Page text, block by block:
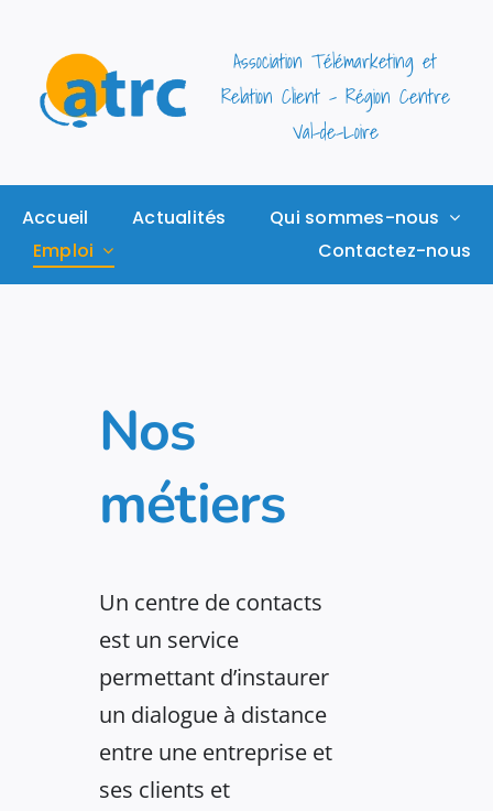
contenu
Association Télémarketing et
Relation Client – Région Centre
Val-de-Loire
Accueil Actualités
Qui sommes-nous
Emploi
Contactez-nous
Nos
métiers
Un centre de contacts
est un service
permettant d’instaurer
un dialogue à distance
entre une entreprise et
ses clients et